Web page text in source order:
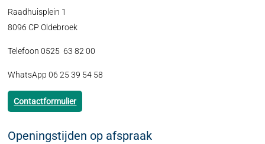
Raadhuisplein 1
8096 CP Oldebroek
Telefoon 0525 63 82 00
WhatsApp 06 25 39 54 58
Contactformulier
Openingstijden op afspraak